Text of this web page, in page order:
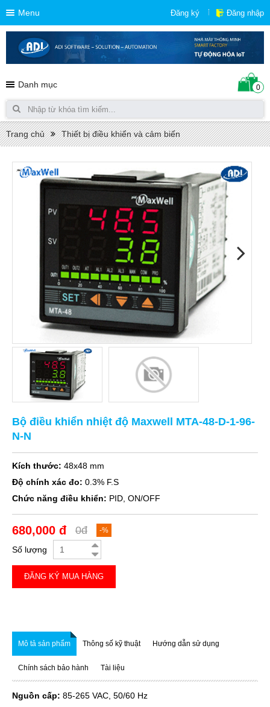
Menu Đăng ký Đăng nhập
Danh mục 0
Trang chủ Thiết bị điều khiển và cảm biến
Bộ điều khiển nhiệt độ Maxwell MTA-48-D-1-96-
N-N
Kích thước: 48x48 mm
Độ chính xác đo: 0.3% F.S
Chức năng điều khiển: PID, ON/OFF
680,000 đ 0đ -%
Số lượng
ĐĂNG KÝ MUA HÀNG
Mô tả sản phẩm Thông số kỹ thuật Hướng dẫn sử dụng
Chính sách bảo hành Tài liệu
Nguồn cấp: 85-265 VAC, 50/60 Hz